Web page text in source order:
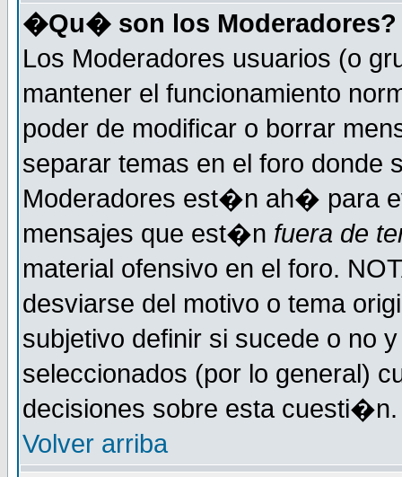
�Qu� son los Moderadores?
Los Moderadores usuarios (o
mantener el funcionamiento
poder de modificar o borrar
separar temas en el foro donde
Moderadores est�n ah� para
mensajes que est�n fuera de
material ofensivo en el foro.
desviarse del motivo o tema
subjetivo definir si sucede o no
seleccionados (por lo general)
decisiones sobre esta cuesti�n.
Volver arriba